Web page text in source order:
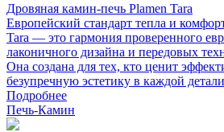
Дровяная камин-печь Plamen Tara
Европейский стандарт тепла и
Tara — это гармония проверенного
лаконичного дизайна и передовых
Она создана для тех, кто ценит
безупречную эстетику в каждой
Подробнее
Печь-Камин